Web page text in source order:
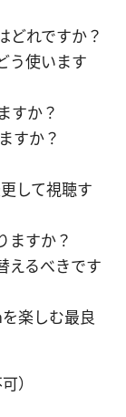
どれですか？
う使います
すか？
すか？
して視聴す
ますか？
えるべきです
楽しむ最良
）